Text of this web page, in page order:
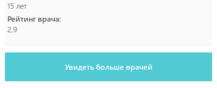
15 лет
Рейтинг врача:
2,9
Увидеть больше врачей